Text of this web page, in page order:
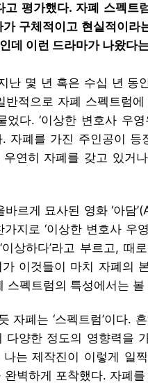
고 평가했다. 자폐 스펙트
구체적이고 현실적이라
데 이런 드라마가 나왔다
난 몇 년 혹은 수십 년 동
반적으로 자폐 스펙트럼
었다. ‘이상한 변호사 우
자폐를 가진 주인공이
연히 자폐를 갖고 있거
르게 묘사된 영화 ‘아담
지로 ‘이상한 변호사 우
상하다’라고 부르고, 때
이것들이 마치 자폐의
스펙트럼의 특성에서는
자폐는 ‘스펙트럼’이다.
양한 정도의 영향력을
는 제작진이 이렇게 일
완벽하게 포착했다. 자폐